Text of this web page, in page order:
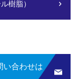
樹脂）
い合わせは